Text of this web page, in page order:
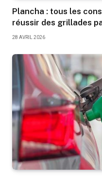
Plancha : tous les
réussir des grillades
28 AVRIL 2026